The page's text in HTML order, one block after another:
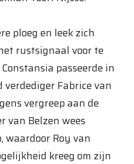
ploeg en leek zich
rustsignaal voor te
passeerde in
Fabrice van
vergreep aan de
van Belzen wees
waardoor Roy van
kreeg om zijn